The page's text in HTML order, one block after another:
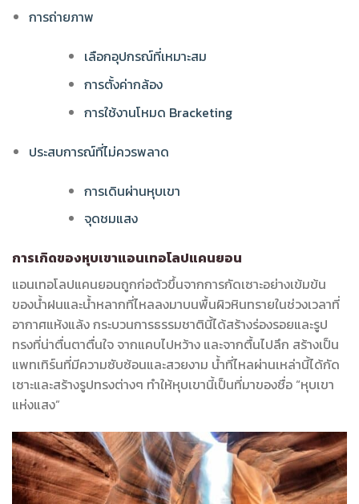
การถ่ายภาพ
เลือกอุปกรณ์ที่เหมาะสม
การตั้งค่ากล้อง
การใช้งานโหมด Bracketing
ประสบการณ์ที่ไม่ควรพลาด
การเดินผ่านหุบเขา
จุดชมแสง
การเกิดของหุบเขาแอนเทอโลปแคนยอน
แอนเทอโลปแคนยอนถูกก่อตัวขึ้นจากการกัดเซาะอย่างเข้มข้น
ของน้ำฝนและน้ำหลากที่ไหลลงมาบนพื้นผิวหินทรายในช่วงเวลาที่
อากาศแห้งแล้ง กระบวนการธรรมชาตินี้ได้สร้างร่องรอยและรูป
ทรงที่น่าตื่นตาตื่นใจ จากแคบไปหว้าง และจากตื้นไปลึก สร้างเป็น
แพทเทิร์นที่มีความซับซ้อนและสวยงาม น้ำที่ไหลผ่านเหล่านี้ได้กัด
เซาะและสร้างรูปทรงต่างๆ ทำให้หุบเขานี้เป็นที่มาของชื่อ “หุบเขา
แห่งแสง”